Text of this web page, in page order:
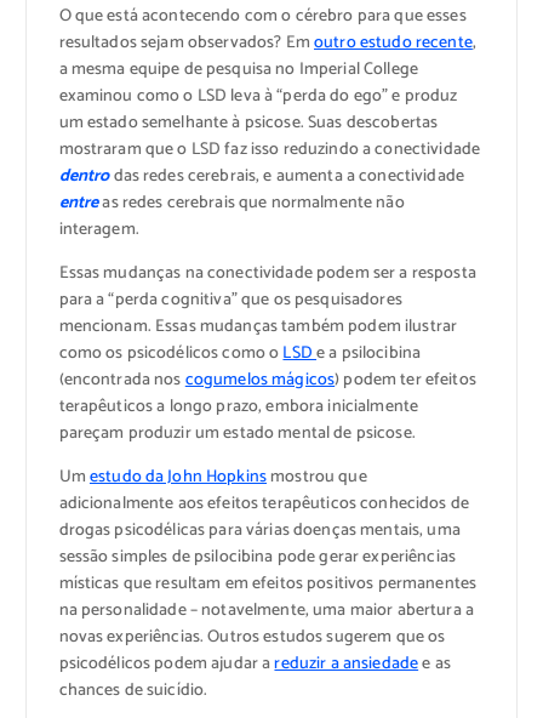
O que está acontecendo com o cérebro para que esses
resultados sejam observados? Emoutro estudo recente,
a mesma equipe de pesquisa no Imperial College
examinou como o LSD leva à “perda do ego” e produz
um estado semelhante à psicose. Suas descobertas
mostraram que o LSD faz isso reduzindo a conectividade
dentrodas redes cerebrais, e aumenta a conectividade
entreas redes cerebrais que normalmente não
interagem.
Essas mudanças na conectividade podem ser a resposta
para a “perda cognitiva” que os pesquisadores
mencionam. Essas mudanças também podem ilustrar
como os psicodélicos como oLSDe a psilocibina
(encontrada noscogumelos mágicos) podem ter efeitos
terapêuticos a longo prazo, embora inicialmente
pareçam produzir um estado mental de psicose.
Umestudo da John Hopkinsmostrou que
adicionalmente aos efeitos terapêuticos conhecidos de
drogas psicodélicas para várias doenças mentais, uma
sessão simples de psilocibina pode gerar experiências
místicas que resultam em efeitos positivos permanentes
na personalidade – notavelmente, uma maior abertura a
novas experiências. Outros estudos sugerem que os
psicodélicos podem ajudar areduzir a ansiedadee as
chances de suicídio.